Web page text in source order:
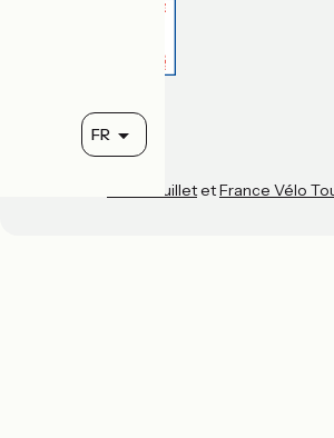
FR
Mentions légales
Confidentialité
StudioJuilletetFrance Vélo